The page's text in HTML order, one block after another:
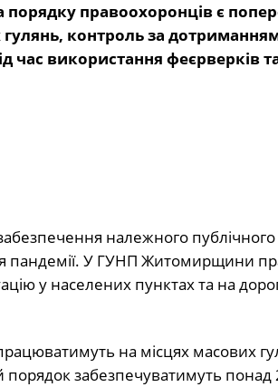
порядку правоохоронців є
контроль за
час використання феєрверків
належного
пандемії. У ГУНП Житомирщини
у населених пунктах та на
на місцях масових
порядок забезпечуватимуть понад